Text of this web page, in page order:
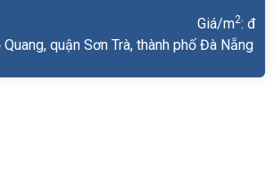
Giá/m2: đ
quận Sơn Trà, thành phố Đà Nẵng